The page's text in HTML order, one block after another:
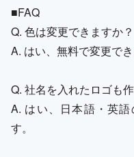
■FAQ
Q. 色は変更できますか？
A. はい、無料で変更でき
Q. 社名を入れたロゴも
A. はい、日本語・英
す。